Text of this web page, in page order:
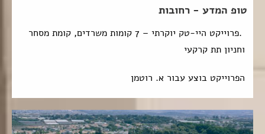
טופ המדע - רחובות
.פרוייקט היי-טק יוקרתי – 7 קומות משרדים, קומת מסחר
וחניון תת קרקעי
הפרוייקט בוצע עבור א. רוטמן